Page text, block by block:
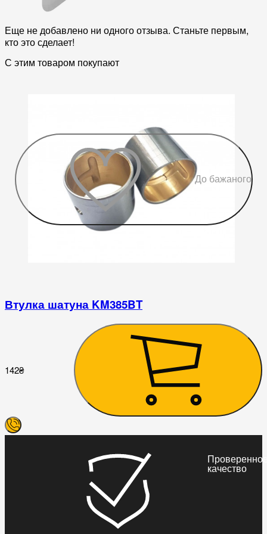
Еще не добавлено ни одного отзыва. Станьте первым,
кто это сделает!
С этим товаром покупают
До бажаного
Втулка шатуна KM385BT
142₴
качество